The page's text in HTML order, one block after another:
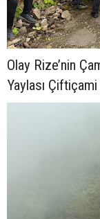
Olay Rize’nin
Yaylası